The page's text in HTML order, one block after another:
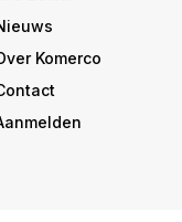
Komerco